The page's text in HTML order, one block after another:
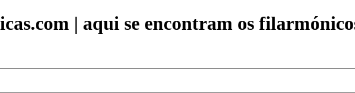
| aqui se encontram os